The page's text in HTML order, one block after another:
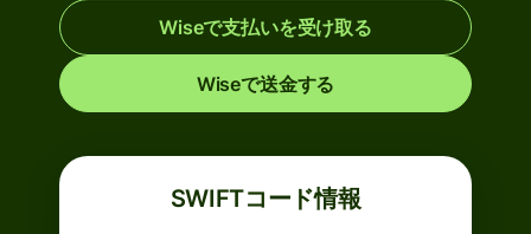
Wiseで支払いを受け取る
Wiseで送金する
SWIFTコード情報